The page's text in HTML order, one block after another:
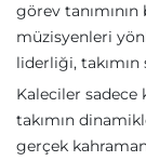
görev
müzisyenleri
liderliği,
Kaleciler sadece
takımın
gerçek